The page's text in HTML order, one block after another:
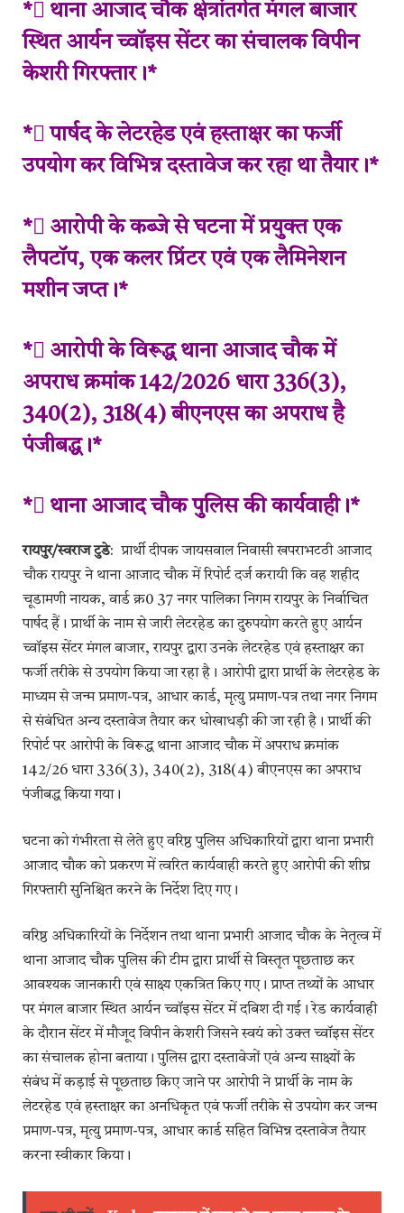
* थाना आजाद चौक क्षेत्रांतर्गत मंगल बाजार
स्थित आर्यन च्वॉइस सेंटर का संचालक विपीन
केशरी गिरफ्तार।*
* पार्षद के लेटरहेड एवं हस्ताक्षर का फर्जी
उपयोग कर विभिन्न दस्तावेज कर रहा था तैयार।*
* आरोपी के कब्जे से घटना में प्रयुक्त एक
लैपटॉप, एक कलर प्रिंटर एवं एक लैमिनेशन
मशीन जप्त।*
* आरोपी के विरूद्ध थाना आजाद चौक में
अपराध क्रमांक 142/2026 धारा 336(3),
340(2), 318(4) बीएनएस का अपराध है
पंजीबद्ध।*
* थाना आजाद चौक पुलिस की कार्यवाही।*
रायपुर/स्वराज टुडे: प्रार्थी दीपक जायसवाल निवासी खपराभटठी आजाद
चौक रायपुर ने थाना आजाद चौक में रिपोर्ट दर्ज करायी कि वह शहीद
चूडामणी नायक, वार्ड क्र0 37 नगर पालिका निगम रायपुर के निर्वाचित
पार्षद हैं। प्रार्थी के नाम से जारी लेटरहेड का दुरुपयोग करते हुए आर्यन
च्वॉइस सेंटर मंगल बाजार, रायपुर द्वारा उनके लेटरहेड एवं हस्ताक्षर का
फर्जी तरीके से उपयोग किया जा रहा है। आरोपी द्वारा प्रार्थी के लेटरहेड के
माध्यम से जन्म प्रमाण-पत्र, आधार कार्ड, मृत्यु प्रमाण-पत्र तथा नगर निगम
से संबंधित अन्य दस्तावेज तैयार कर धोखाधड़ी की जा रही है। प्रार्थी की
रिपोर्ट पर आरोपी के विरूद्ध थाना आजाद चौक में अपराध क्रमांक
142/26 धारा 336(3), 340(2), 318(4) बीएनएस का अपराध
पंजीबद्ध किया गया।
घटना को गंभीरता से लेते हुए वरिष्ठ पुलिस अधिकारियों द्वारा थाना प्रभारी
आजाद चौक को प्रकरण में त्वरित कार्यवाही करते हुए आरोपी की शीघ्र
गिरफ्तारी सुनिश्चित करने के निर्देश दिए गए।
वरिष्ठ अधिकारियों के निर्देशन तथा थाना प्रभारी आजाद चौक के नेतृत्व में
थाना आजाद चौक पुलिस की टीम द्वारा प्रार्थी से विस्तृत पूछताछ कर
आवश्यक जानकारी एवं साक्ष्य एकत्रित किए गए। प्राप्त तथ्यों के आधार
पर मंगल बाजार स्थित आर्यन च्वॉइस सेंटर में दबिश दी गई। रेड कार्यवाही
के दौरान सेंटर में मौजूद विपीन केशरी जिसने स्वयं को उक्त च्वॉइस सेंटर
का संचालक होना बताया। पुलिस द्वारा दस्तावेजों एवं अन्य साक्ष्यों के
संबंध में कड़ाई से पूछताछ किए जाने पर आरोपी ने प्रार्थी के नाम के
लेटरहेड एवं हस्ताक्षर का अनधिकृत एवं फर्जी तरीके से उपयोग कर जन्म
प्रमाण-पत्र, मृत्यु प्रमाण-पत्र, आधार कार्ड सहित विभिन्न दस्तावेज तैयार
करना स्वीकार किया।